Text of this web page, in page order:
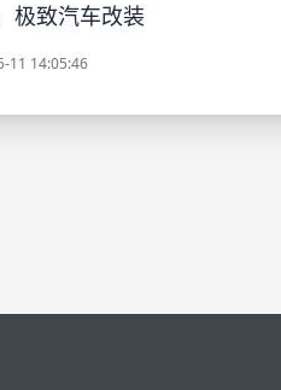
极致汽车改装
11 14:05:46